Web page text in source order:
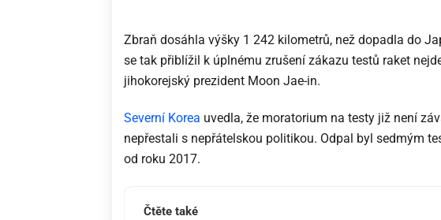
Zbraň dosáhla výšky 1 242 kilometrů, než dopadla do
se tak přiblížil k úplnému zrušení zákazu testů raket
jihokorejský prezident Moon Jae-in.
Severní Korea uvedla, že moratorium na testy již není
nepřestali s nepřátelskou politikou. Odpal byl sedmým
od roku 2017.
Čtěte také